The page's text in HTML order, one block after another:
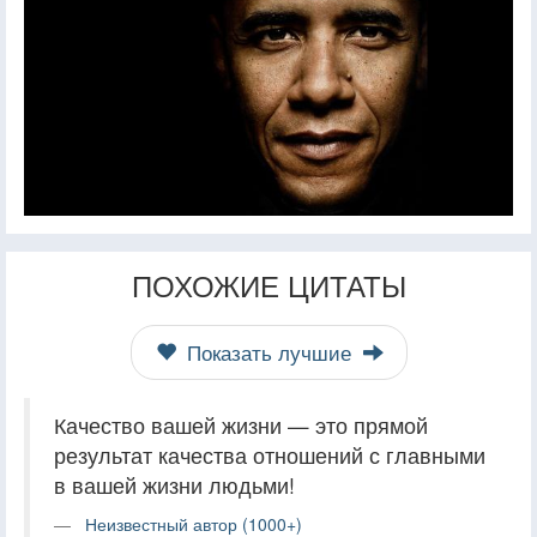
ПОХОЖИЕ ЦИТАТЫ
Показать лучшие
Качество вашей жизни — это прямой
результат качества отношений с главными
в вашей жизни людьми!
Неизвестный автор (1000+)